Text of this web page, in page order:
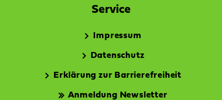
Service
Impressum
Datenschutz
Erklärung zur Barrierefreiheit
Anmeldung Newsletter